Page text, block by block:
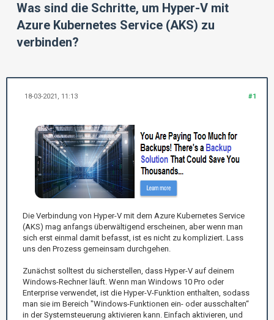
Was sind die Schritte, um Hyper-V mit
Azure Kubernetes Service (AKS) zu
verbinden?
#1
18-03-2021, 11:13
Die Verbindung von Hyper-V mit dem Azure Kubernetes Service
(AKS) mag anfangs überwältigend erscheinen, aber wenn man
sich erst einmal damit befasst, ist es nicht zu kompliziert. Lass
uns den Prozess gemeinsam durchgehen.
Zunächst solltest du sicherstellen, dass Hyper-V auf deinem
Windows-Rechner läuft. Wenn man Windows 10 Pro oder
Enterprise verwendet, ist die Hyper-V-Funktion enthalten, sodass
man sie im Bereich "Windows-Funktionen ein- oder ausschalten“
in der Systemsteuerung aktivieren kann. Einfach aktivieren, und